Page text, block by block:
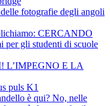
fotografie degli angoli
CERCANDO
gli studenti di scuole
L’IMPEGNO E LA
puls K1
è qui? No, nelle